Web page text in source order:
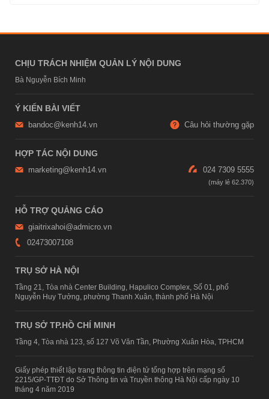
CHỊU TRÁCH NHIỆM QUẢN LÝ NỘI DUNG
Bà Nguyễn Bích Minh
Ý KIẾN BÀI VIẾT
bandoc@kenh14.vn Câu hỏi thường gặp
HỢP TÁC NỘI DUNG
marketing@kenh14.vn 024 7309 5555
HỖ TRỢ QUẢNG CÁO
giaitrixahoi@admicro.vn
02473007108
TRỤ SỞ HÀ NỘI
Tầng 21, Tòa nhà Center Building, Hapulico Complex, Số 01, phố
Nguyễn Huy Tưởng, phường Thanh Xuân, thành phố Hà Nội
TRỤ SỞ TP.HỒ CHÍ MINH
Tầng 4, Tòa nhà 123, số 127 Võ Văn Tần, Phường Xuân Hòa, TPHCM
Giấy phép thiết lập trang thông tin điện tử tổng hợp trên mạng số
2215/GP-TTĐT do Sở Thông tin và Truyền thông Hà Nội cấp ngày 10
tháng 4 năm 2019